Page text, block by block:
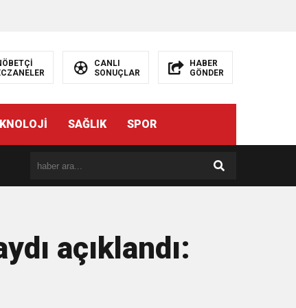
CANLI
SONUÇLAR
HABER
GÖNDER
SAĞLIK SPOR
açıklandı: